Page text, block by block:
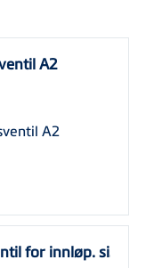
A2
for innløp. sisterne